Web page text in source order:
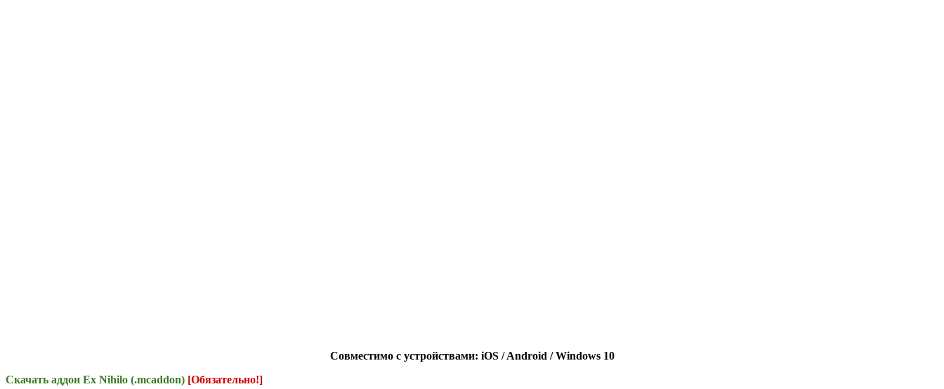
Совместимо с устройствами: iOS / Android / Windows 10
Скачать аддон Ex Nihilo (.mcaddon) [Обязательно!]